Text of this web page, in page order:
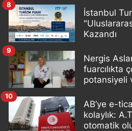
İstanbul
Kazandı
8
Nergis
fuarcılıkta
potansiyeli
9
AB’ye e-
kolaylık:
otomatik
10